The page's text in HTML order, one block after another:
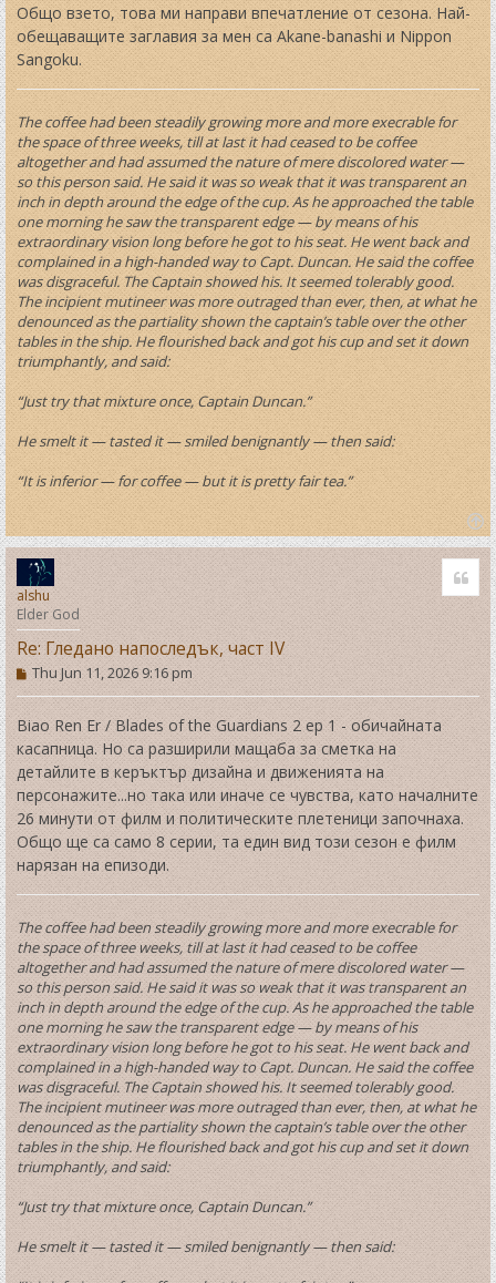
Общо взето, това ми направи впечатление от сезона. Най-
обещаващите заглавия за мен са Akane-banashi и Nippon
Sangoku.
The coffee had been steadily growing more and more execrable for
the space of three weeks, till at last it had ceased to be coffee
altogether and had assumed the nature of mere discolored water —
so this person said. He said it was so weak that it was transparent an
inch in depth around the edge of the cup. As he approached the table
one morning he saw the transparent edge — by means of his
extraordinary vision long before he got to his seat. He went back and
complained in a high-handed way to Capt. Duncan. He said the coffee
was disgraceful. The Captain showed his. It seemed tolerably good.
The incipient mutineer was more outraged than ever, then, at what he
denounced as the partiality shown the captain’s table over the other
tables in the ship. He flourished back and got his cup and set it down
triumphantly, and said:
“Just try that mixture once, Captain Duncan.”
He smelt it — tasted it — smiled benignantly — then said:
“It is inferior — for coffee — but it is pretty fair tea.”
T
o
p
alshu
Elder God
Re: Гледано напоследък, част IV
P
o
s
t
Thu Jun 11, 2026 9:16 pm
Biao Ren Er / Blades of the Guardians 2 ep 1 - обичайната
касапница. Но са разширили мащаба за сметка на
детайлите в керъктър дизайна и движенията на
персонажите...но така или иначе се чувства, като началните
26 минути от филм и политическите плетеници започнаха.
Общо ще са само 8 серии, та един вид този сезон е филм
нарязан на епизоди.
The coffee had been steadily growing more and more execrable for
the space of three weeks, till at last it had ceased to be coffee
altogether and had assumed the nature of mere discolored water —
so this person said. He said it was so weak that it was transparent an
inch in depth around the edge of the cup. As he approached the table
one morning he saw the transparent edge — by means of his
extraordinary vision long before he got to his seat. He went back and
complained in a high-handed way to Capt. Duncan. He said the coffee
was disgraceful. The Captain showed his. It seemed tolerably good.
The incipient mutineer was more outraged than ever, then, at what he
denounced as the partiality shown the captain’s table over the other
tables in the ship. He flourished back and got his cup and set it down
triumphantly, and said:
“Just try that mixture once, Captain Duncan.”
He smelt it — tasted it — smiled benignantly — then said: